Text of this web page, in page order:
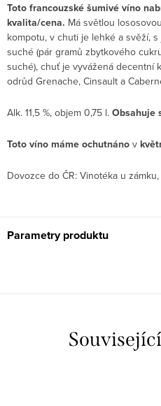
Toto francouzské šumivé víno
kvalita/cena. Má světlou
kompotu, v chuti je lehké a svěží,
suché (pár gramů zbytkového
suché), chuť je vyvážená decentní
odrůd Grenache, Cinsault a
Alk. 11,5 %, objem 0,75 l. Obsahuje
Toto víno máme ochutnáno v
Dovozce do ČR: Vinotéka u
Parametry produktu